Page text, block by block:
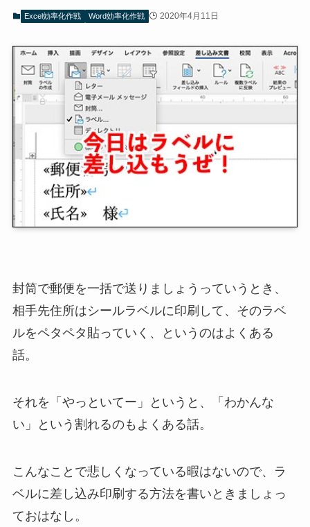
Excel効率化作戦 Word効率化作戦 2020年4月11日
封筒で郵便を一括で送りましょうっていうとき、
相手先住所はシールラベルに印刷して、そのラベ
ルをペタペタ貼っていく、というのはよくある
話。
それを「やっといてー」というと、「わかんな
い」という割れるのもよくある話。
こんなことで悲しくなっている暇はないので、ラ
ベルに差し込み印刷する方法を書いときましょっ
ておはなし。